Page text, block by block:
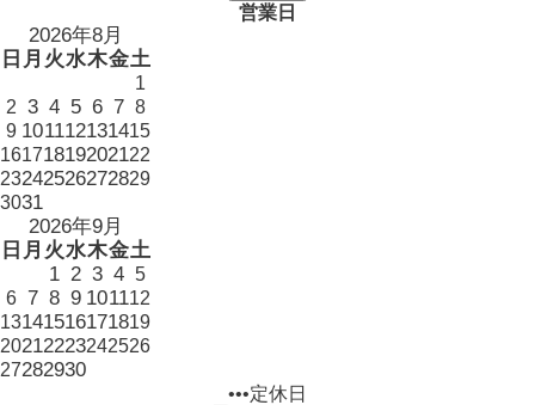
営業日
2026年8月
日 月 火 水木金土
1
2 3 4 5 6 7 8
9 101112131415
16171819202122
23242526272829
3031
2026年9月
日 月 火 水木金土
1 2 3 4 5
6 7 8 9 101112
13141516171819
20212223242526
27282930
•••定休日